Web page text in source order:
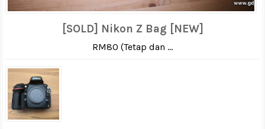
[SOLD] Nikon Z Bag [NEW]
RM80 (Tetap dan ...